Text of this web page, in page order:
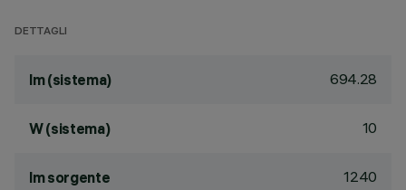
DETTAGLI
lm (sistema) 694.28
W (sistema) 10
lm sorgente 1240